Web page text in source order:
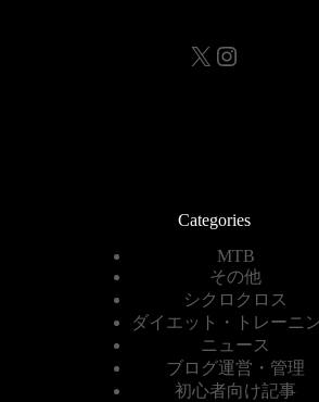
X Instagram
Categories
MTB
その他
シクロクロス
ダイエット・トレーニ
ニュース
ブログ運営・管理
初心者向け記事